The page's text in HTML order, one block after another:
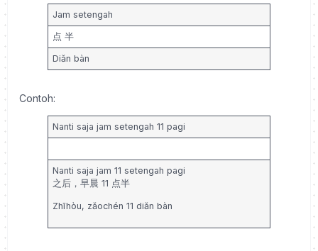
Jam setengah
点 半
Diǎn bàn
Contoh:
Nanti saja jam setengah 11 pagi
Nanti saja jam 11 setengah pagi
之后，早晨 11 点半
Zhīhòu, zǎochén 11 diǎn bàn